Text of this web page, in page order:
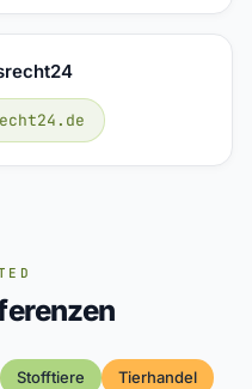
Stofftiere
Tierhandel